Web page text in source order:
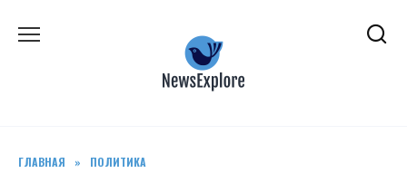
ГЛАВНАЯ » ПОЛИТИКА